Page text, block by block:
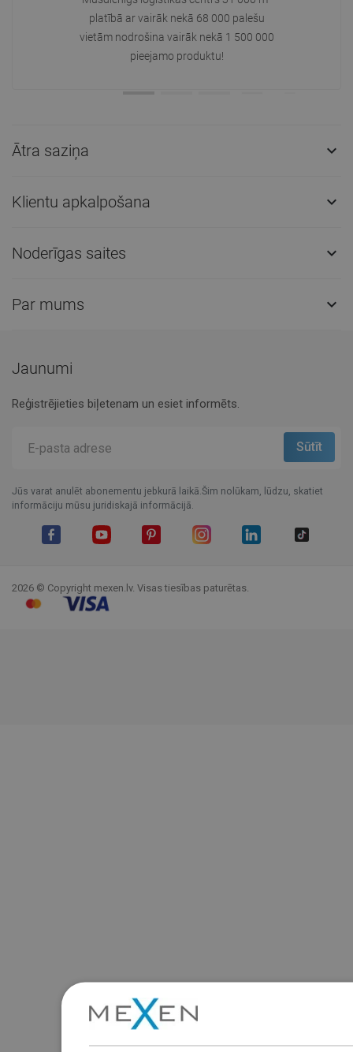
platībā ar vairāk nekā 68 000 palešu
vietām nodrošina vairāk nekā 1 500 000
pieejamo produktu!
Ātra saziņa 
Klientu apkalpošana 
Noderīgas saites 
Par mums 
Jaunumi
Reģistrējieties biļetenam un esiet informēts.
Jūs varat anulēt abonementu jebkurā laikā.Šim nolūkam, lūdzu, skatiet
informāciju mūsu juridiskajā informācijā.
2026 © Copyright mexen.lv. Visas tiesības paturētas.